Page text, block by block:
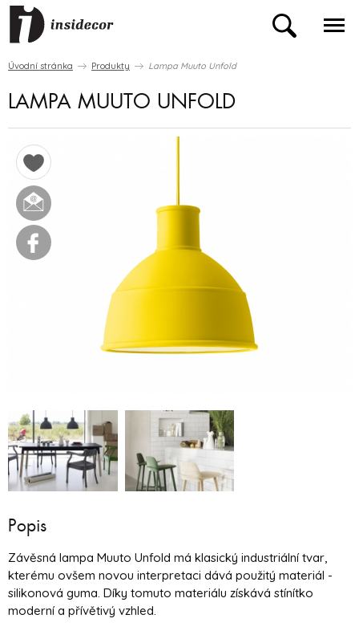
Úvodní stránka Produkty Lampa Muuto Unfold
LAMPA MUUTO UNFOLD
Popis
Závěsná lampa Muuto Unfold má klasický industriální tvar,
kterému ovšem novou interpretaci dává použitý materiál -
silikonová guma. Díky tomuto materiálu získává stínítko
moderní a přívětivý vzhled.